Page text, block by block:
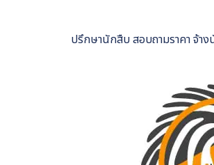
ปรึกษานักสืบ สอบถามราคา จ้า